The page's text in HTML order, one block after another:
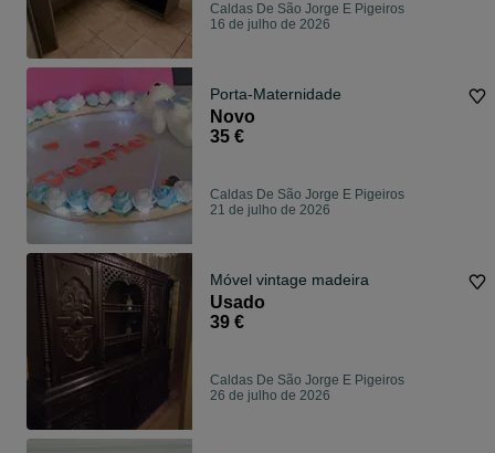
Caldas De São Jorge E Pigeiros
16 de julho de 2026
Porta-Maternidade
Novo
35 €
Caldas De São Jorge E Pigeiros
21 de julho de 2026
Móvel vintage madeira
Usado
39 €
Caldas De São Jorge E Pigeiros
26 de julho de 2026